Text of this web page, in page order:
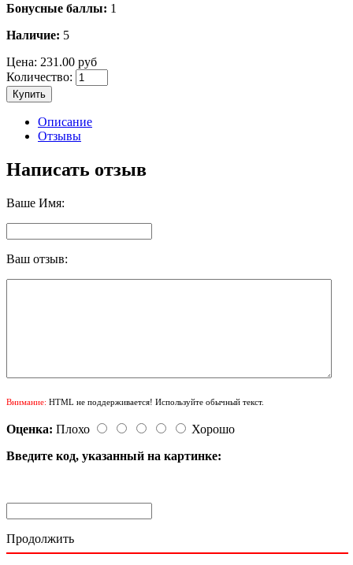
Бонусные баллы: 1
Наличие: 5
Цена: 231.00 руб
Количество:
Купить
Описание
Отзывы
Написать отзыв
Ваше Имя:
Ваш отзыв:
Внимание: HTML не поддерживается! Используйте обычный текст.
Оценка: Плохо
Хорошо
Введите код, указанный на картинке:
Продолжить